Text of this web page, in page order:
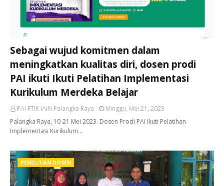
Sebagai wujud komitmen dalam
meningkatkan kualitas diri, dosen prodi
PAI ikuti Ikuti Pelatihan Implementasi
Kurikulum Merdeka Belajar
PAI FTIK IAIN Palangka Raya
Minggu, Mei 21, 2023
Palangka Raya, 10-21 Mei 2023. Dosen Prodi PAI Ikuti Pelatihan
Implementasi Kurikulum…
PENELITIAN DOSEN